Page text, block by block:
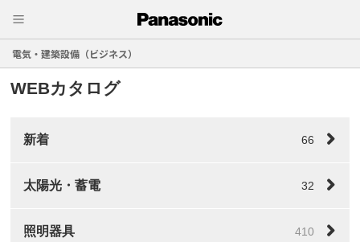
電気・建築設備（ビジネス）
WEBカタログ
新着 66
太陽光・蓄電 32
照明器具 410